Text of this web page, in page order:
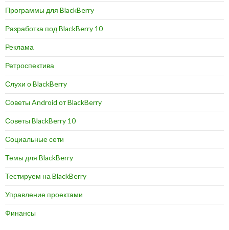
Программы для BlackBerry
Разработка под BlackBerry 10
Реклама
Ретроспектива
Слухи о BlackBerry
Советы Android от BlackBerry
Советы BlackBerry 10
Социальные сети
Темы для BlackBerry
Тестируем на BlackBerry
Управление проектами
Финансы